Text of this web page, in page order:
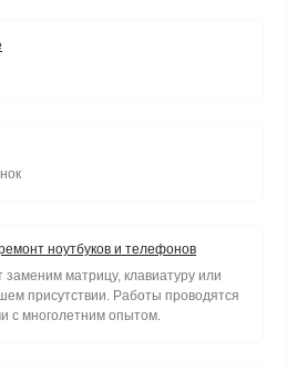
ноутбуков и телефонов
заменим матрицу, клавиатуру или
присутствии. Работы проводятся
с многолетним опытом.